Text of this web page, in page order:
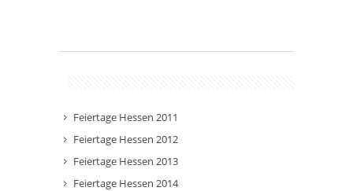
Feiertage Hessen 2011
Feiertage Hessen 2012
Feiertage Hessen 2013
Feiertage Hessen 2014